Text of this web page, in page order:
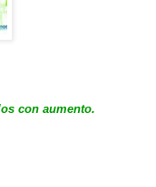
con aumento.